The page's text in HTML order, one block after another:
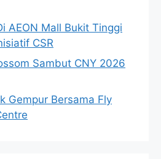
AEON Mall Bukit Tinggi
CSR
Sambut CNY 2026
Gempur Bersama Fly